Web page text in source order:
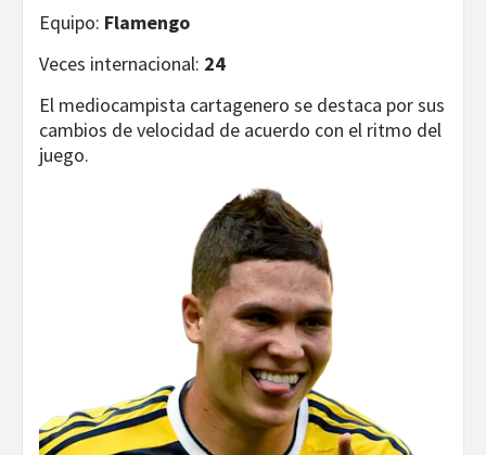
Equipo: Flamengo
Veces internacional: 24
El mediocampista cartagenero se destaca por sus
cambios de velocidad de acuerdo con el ritmo del
juego.